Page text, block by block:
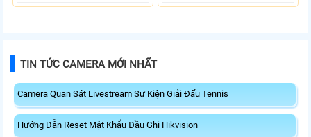
TIN TỨC CAMERA MỚI NHẤT
Camera Quan Sát Livestream Sự Kiện Giải Đấu Tennis
Hướng Dẫn Reset Mật Khẩu Đầu Ghi Hikvision